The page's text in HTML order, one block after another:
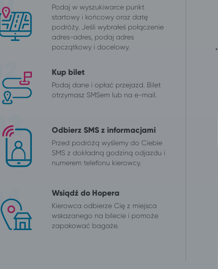
Podaj w wyszukiwarce punkt
startowy i końcowy oraz datę
podróży. Jeśli wybrałeś połączenie
adres-adres, podaj adres
początkowy i docelowy.
Kup bilet
Podaj dane i opłać przejazd. Bilet
otrzymasz SMSem lub na e-mail.
Odbierz SMS z informacjami
Przed podróżą wyślemy do Ciebie
SMS z dokładną godziną odjazdu i
numerem telefonu kierowcy.
Wsiądź do Hopera
Kierowca odbierze Cię z miejsca
wskazanego na bilecie i pomoże
zapakować bagaże.